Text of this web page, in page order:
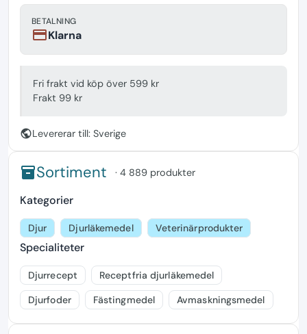
BETALNING
paymentKlarna
Fri frakt vid köp över 599 kr
Frakt 99 kr
publicLevererar till: Sverige
inventorySortiment · 4 889 produkter
Kategorier
Djur Djurläkemedel Veterinärprodukter
Specialiteter
Djurrecept
Receptfria djurläkemedel
Djurfoder
Fästingmedel Avmaskningsmedel